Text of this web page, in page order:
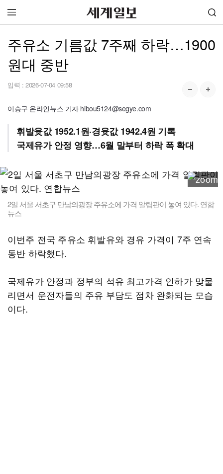
주유소 기름값 7주째 하락…1900
원대 중반
입력 : 2026-07-04 09:58
이승구 온라인뉴스 기자 hibou5124@segye.com
휘발윳값 1952.1원·경윳값 1942.4원 기록
국제유가 안정 영향…6월 말부터 하락 폭 확대
2일 서울 서초구 만남의광장 주유소에 가격 알림판이 놓여 있다. 연합
뉴스
이번주 전국 주유소 휘발유와 경유 가격이 7주 연속
동반 하락했다.
국제유가 안정과 정부의 석유 최고가격 인하가 맞물
리면서 운전자들의 주유 부담도 점차 완화되는 모습
이다.